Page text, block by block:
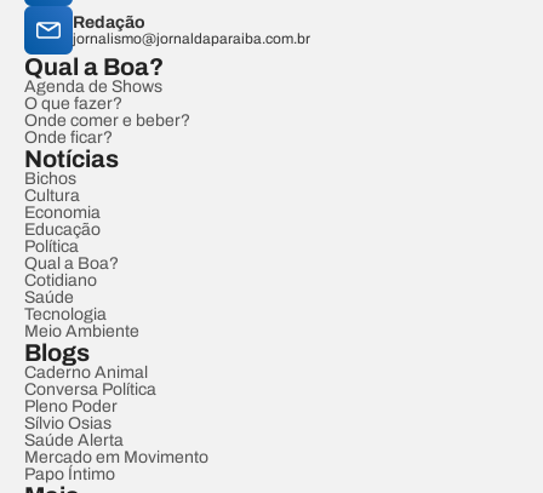
Redação
jornalismo@jornaldaparaiba.com.br
Qual a Boa?
Agenda de Shows
O que fazer?
Onde comer e beber?
Onde ficar?
Notícias
Bichos
Cultura
Economia
Educação
Política
Qual a Boa?
Cotidiano
Saúde
Tecnologia
Meio Ambiente
Blogs
Caderno Animal
Conversa Política
Pleno Poder
Sílvio Osias
Saúde Alerta
Mercado em Movimento
Papo Íntimo